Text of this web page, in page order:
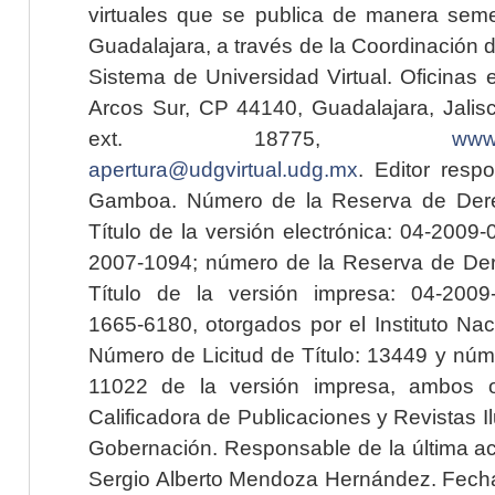
virtuales que se publica de manera
Guadalajara, a través de la Coordinación
Sistema de Universidad Virtual. Oficinas
Arcos Sur, CP 44140, Guadalajara,
ext. 18775,
apertura@udgvirtual.udg.mx. Editor
Gamboa. Número de la Reserva de
Título de la versión electrónica: 04-2009-
2007-1094; número de la Reserva de
Título de la versión impresa: 04-2009-
1665-6180, otorgados por el Instituto
Número de Licitud de Título: 13449 y
11022 de la versión impresa, ambos
Calificadora de Publicaciones y Revistas
Gobernación. Responsable de la última
Sergio Alberto Mendoza Hernández.